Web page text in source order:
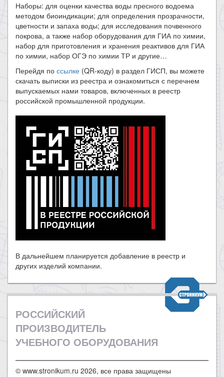
Наборы: для оценки качества воды пресного водоема
методом биоиндикации; для определения прозрачности,
цветности и запаха воды; для исследования почвенного
покрова, а также набор оборудования для ГИА по химии,
набор для приготовления и хранения реактивов для ГИА
по химии, набор ОГЭ по химии ТР и другие…
Перейдя по ссылке (QR-коду) в раздел ГИСП, вы можете
скачать выписки из реестра и ознакомиться с перечнем
выпускаемых нами товаров, включенных в реестр
российской промышленной продукции.
В дальнейшем планируется добавление в реестр и
других изделий компании.
РОССИЙСКИЙ
ПРОИЗВОДИТЕЛЬ
УЧЕБНОГО ОБОРУДОВАНИЯ
© www.stronikum.ru 2026, все права защищены